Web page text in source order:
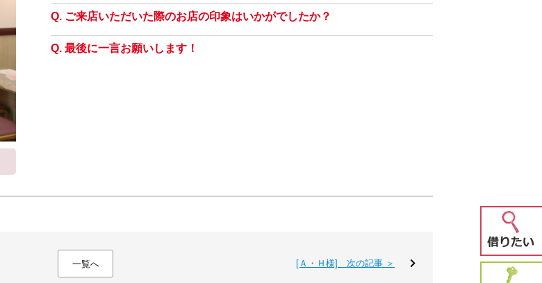
ご来店いただいた際のお店の印象はいかがでしたか？
最後に一言お願いします！
一覧へ [Ａ・Ｈ様] 次の記事 ＞